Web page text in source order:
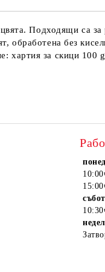
Подходящи са за
обработена без
хартия за скици 100